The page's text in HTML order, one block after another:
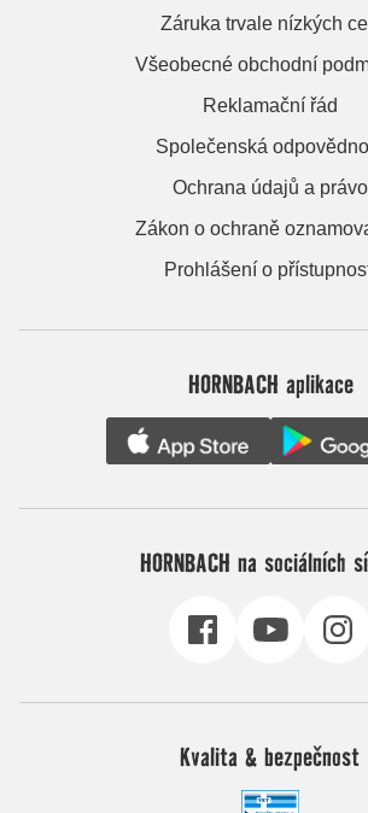
Záruka trvale nízkých
Všeobecné obchodní
Reklamační řád
Společenská
Ochrana údajů a právo
Zákon o ochraně
Prohlášení o
HORNBACH aplikace
HORNBACH na sociálních
Kvalita & bezpečnost